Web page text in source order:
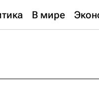
В мире